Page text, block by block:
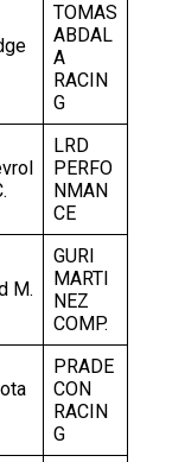
TOMAS
ABDAL
A
RACIN
G
LRD
PERFO
NMAN
CE
M.
GURI
MARTI
NEZ
COMP.
PRADE
CON
RACIN
G